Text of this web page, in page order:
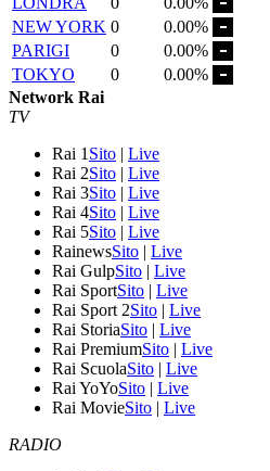
NEW YORK 0
0.00%
PARIGI
0
0.00%
TOKYO
0
0.00%
Network Rai
TV
Rai 1 Sito | Live
Rai 2Sito | Live
Rai 3Sito | Live
Rai 4Sito | Live
Rai 5Sito | Live
RainewsSito | Live
Rai GulpSito | Live
Rai SportSito | Live
Rai Sport 2Sito | Live
Rai StoriaSito | Live
Rai PremiumSito | Live
Rai ScuolaSito | Live
Rai YoYoSito | Live
Rai MovieSito | Live
RADIO